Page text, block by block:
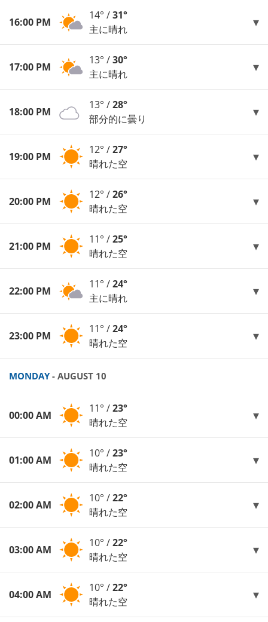
16:00 PM
14° /31°
主に晴れ
17:00 PM
13° /30°
主に晴れ
18:00 PM
13° /28°
部分的に曇り
19:00 PM
12° /27°
晴れた空
20:00 PM
12° /26°
晴れた空
21:00 PM
11° /25°
晴れた空
22:00 PM
11° /24°
主に晴れ
23:00 PM
11° /24°
晴れた空
MONDAY- AUGUST 10
00:00 AM
11° /23°
晴れた空
01:00 AM
10° /23°
晴れた空
02:00 AM
10° /22°
晴れた空
03:00 AM
10° /22°
晴れた空
04:00 AM
10° /22°
晴れた空